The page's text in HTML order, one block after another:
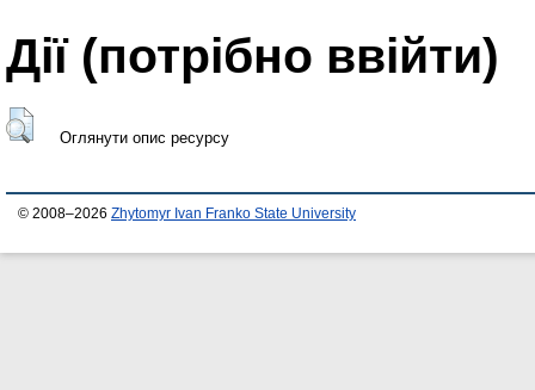
Дії ​​(потрібно ввійти)
Оглянути опис ресурсу
© 2008–2026 Zhytomyr Ivan Franko State University